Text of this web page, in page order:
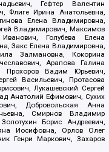
Гефтер Валентин
Флиге Ирина Анатольевна,
Елена Владимировна,
Владимирович, Максимов
Голубева Елена
Закс Елена Владимировна,
Залмановна, Кокорина
Арапова Галина
Прохоров Вадим Юрьевич,
Васильевич, Протасова
Лукашевский Сергей
Анатолий Ефимович, Сухих
Добровольская Анна
Смирнов Владимир
Борис Андреевич,
Иосифовна, Орлов Олег
Генри Маркович, Захаров